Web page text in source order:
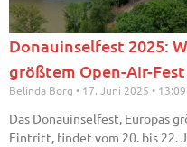
Donauinselfest 2025:
größtem Open-Air-Fest
Belinda Borg 17. Juni 2025 13:09
Das Donauinselfest, Europas
Eintritt, findet vom 20. bis 22.